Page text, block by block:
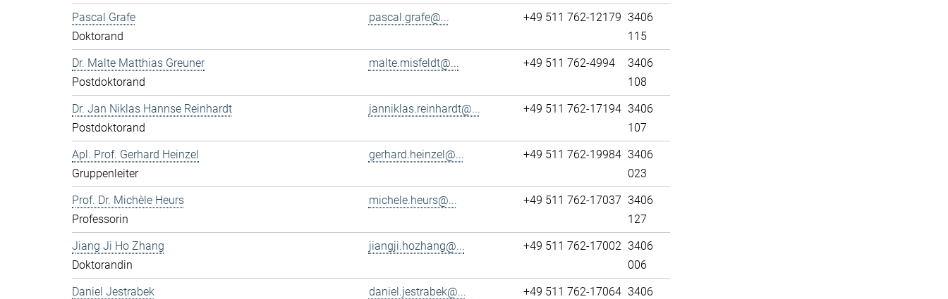
Pascal Grafe
Doktorand
pascal.grafe@... +49 511 762-12179 3406
115
Dr. Malte Matthias Greuner
Postdoktorand
malte.misfeldt@... +49 511 762-4994
3406
108
Dr. Jan Niklas Hannse Reinhardt
Postdoktorand
janniklas.reinhardt@... +49 511 762-17194 3406
107
Apl. Prof. Gerhard Heinzel
Gruppenleiter
gerhard.heinzel@... +49 511 762-19984 3406
023
Prof. Dr. Michèle Heurs
Professorin
michele.heurs@... +49 511 762-17037 3406
127
Jiang Ji Ho Zhang
Doktorandin
jiangji.hozhang@... +49 511 762-17002 3406
006
Daniel Jestrabek
daniel.jestrabek@... +49 511 762-17064 3406